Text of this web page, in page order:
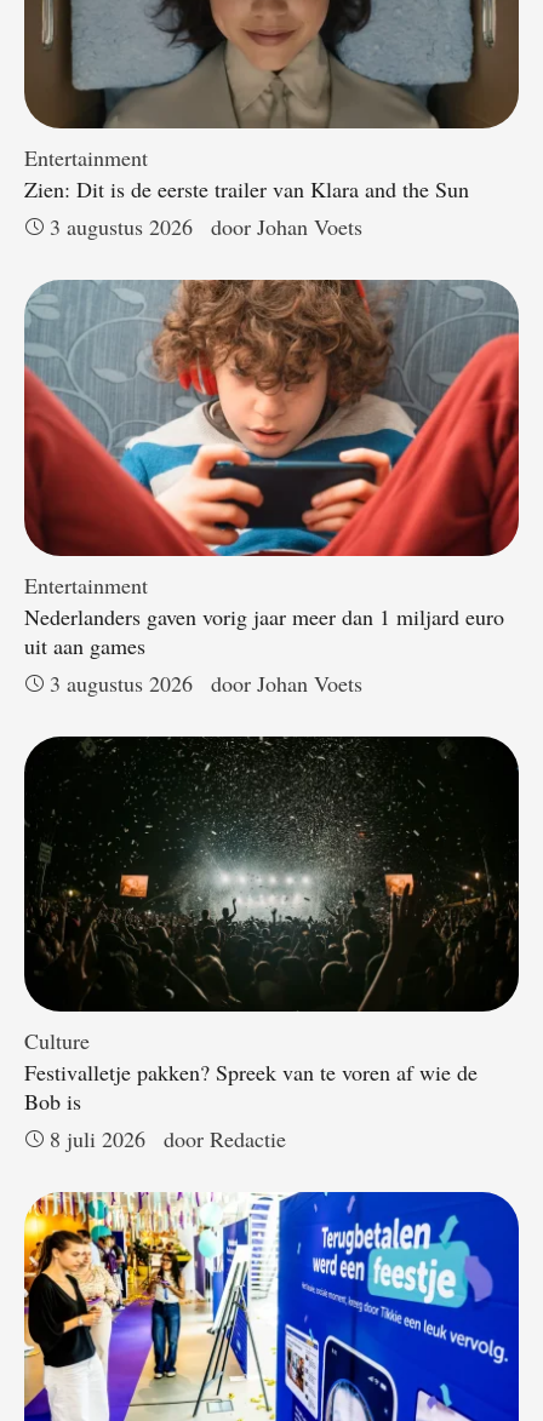
Entertainment
Zien: Dit is de eerste trailer van Klara and the Sun
3 augustus 2026
door Johan Voets
Entertainment
Nederlanders gaven vorig jaar meer dan 1 miljard euro
uit aan games
3 augustus 2026
door Johan Voets
Culture
Festivalletje pakken? Spreek van te voren af wie de
Bob is
8 juli 2026
door Redactie